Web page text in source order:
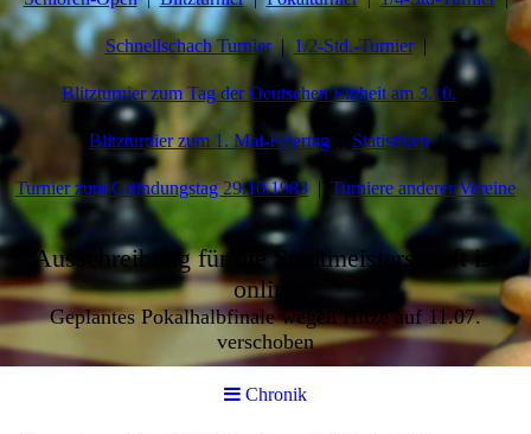
Schnellschach Turnier 1/2-Std.-Turnier
Blitzturnier zum Tag der Deutschen Einheit am 3.10.
Blitzturnier zum 1. Mai-Feiertag Statistiken
Turnier zum Gründungstag 29.10.1983 Turniere anderer Vereine
Ausschreibung für die Stadtmeisterschaft ist
online
Geplantes Pokalhalbfinale wegen Hitze auf 11.07.
verschoben
Chronik